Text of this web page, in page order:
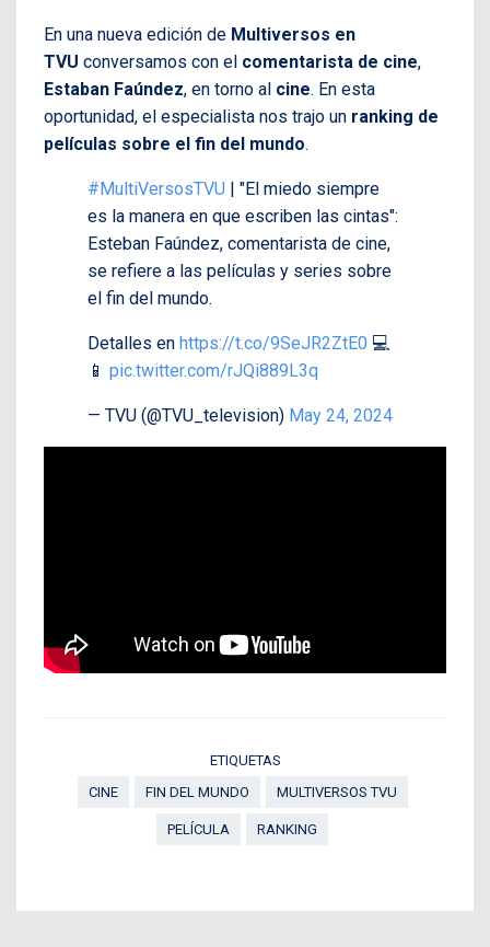
En una nueva edición de Multiversos en
TVU conversamos con el comentarista de cine,
Estaban Faúndez, en torno al cine. En esta
oportunidad, el especialista nos trajo un ranking de
películas sobre el fin del mundo.
#MultiVersosTVU | "El miedo siempre
es la manera en que escriben las cintas":
Esteban Faúndez, comentarista de cine,
se refiere a las películas y series sobre
el fin del mundo.
Detalles en https://t.co/9SeJR2ZtE0 💻
📱 pic.twitter.com/rJQi889L3q
— TVU (@TVU_television) May 24, 2024
ETIQUETAS
CINE
FIN DEL MUNDO MULTIVERSOS TVU
PELÍCULA RANKING